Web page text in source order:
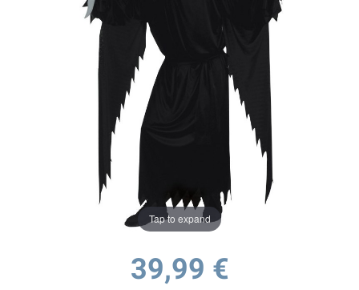
Tap to expand
39,99 €